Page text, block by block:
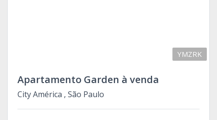
YMZRK
Apartamento Garden à venda
City América , São Paulo